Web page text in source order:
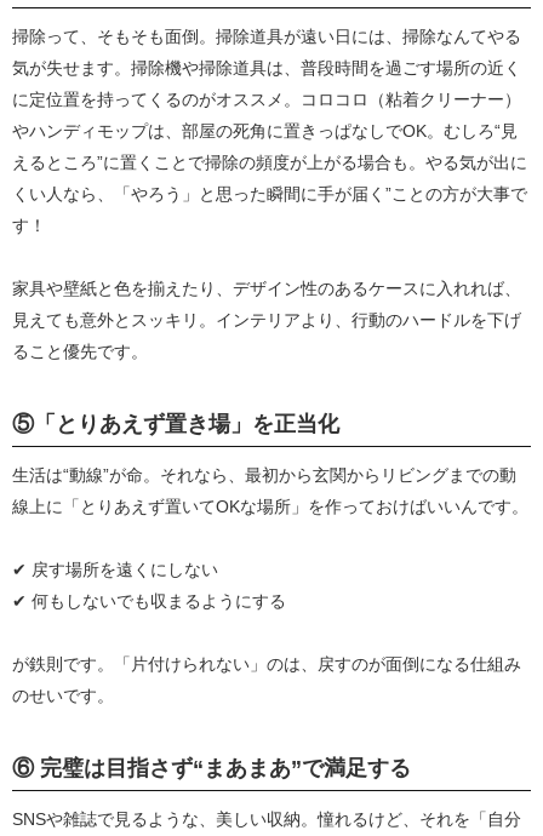
掃除って、そもそも面倒。掃除道具が遠い日には、掃除なんてやる
気が失せます。掃除機や掃除道具は、普段時間を過ごす場所の近く
に定位置を持ってくるのがオススメ。コロコロ（粘着クリーナー）
やハンディモップは、部屋の死角に置きっぱなしでOK。むしろ“見
えるところ”に置くことで掃除の頻度が上がる場合も。やる気が出に
くい人なら、「やろう」と思った瞬間に手が届く”ことの方が大事で
す！
家具や壁紙と色を揃えたり、デザイン性のあるケースに入れれば、
見えても意外とスッキリ。インテリアより、行動のハードルを下げ
ること優先です。
⑤「とりあえず置き場」を正当化
生活は“動線”が命。それなら、最初から玄関からリビングまでの動
線上に「とりあえず置いてOKな場所」を作っておけばいいんです。
✔︎ 戻す場所を遠くにしない
✔︎ 何もしないでも収まるようにする
が鉄則です。「片付けられない」のは、戻すのが面倒になる仕組み
のせいです。
⑥ 完璧は目指さず“まあまあ”で満足する
SNSや雑誌で見るような、美しい収納。憧れるけど、それを「自分